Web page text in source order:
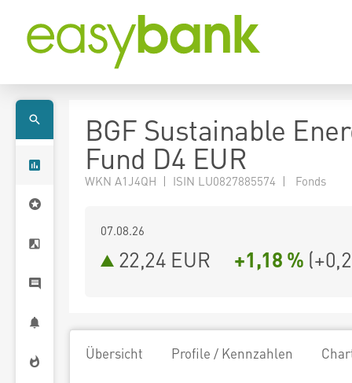
BGF Sustainable
Fund D4 EUR
WKN A1J4QH | ISIN LU0827885574 | Fonds
07.08.26
22,24 EUR +1,18 % (
Übersicht Profile / Kennzahlen